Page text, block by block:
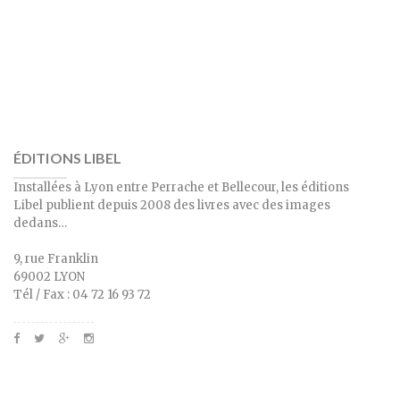
ÉDITIONS LIBEL
Installées à Lyon entre Perrache et Bellecour, les éditions
Libel publient depuis 2008 des livres avec des images
dedans…
9, rue Franklin
69002 LYON
Tél / Fax : 04 72 16 93 72